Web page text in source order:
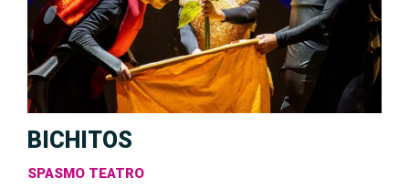
BICHITOS
SPASMO TEATRO